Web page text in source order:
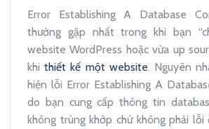
Error Establishing A Database
thường gặp nhất trong khi bạn
website WordPress hoặc vừa up
khithiết kế một website. Nguyên
hiện lỗi Error Establishing A
do bạn cung cấp thông tin
không trùng khớp chứ không phải